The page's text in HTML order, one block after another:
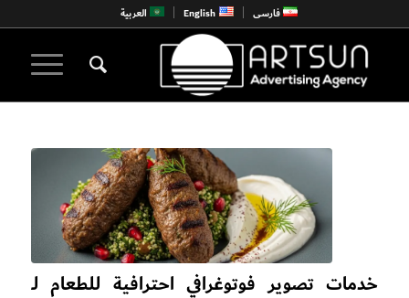
فارسی English العربية
خدمات تصوير فوتوغرافي احترافية للطعام لـ